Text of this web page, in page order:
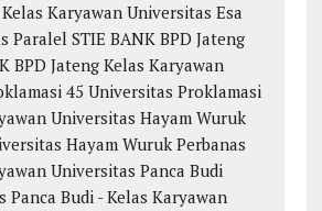
Karyawan Universitas Esa
Paralel STIE BANK BPD Jateng
BPD Jateng Kelas Karyawan
45 Universitas Proklamasi
Universitas Hayam Wuruk
Hayam Wuruk Perbanas
Universitas Panca Budi
Panca Budi - Kelas Karyawan